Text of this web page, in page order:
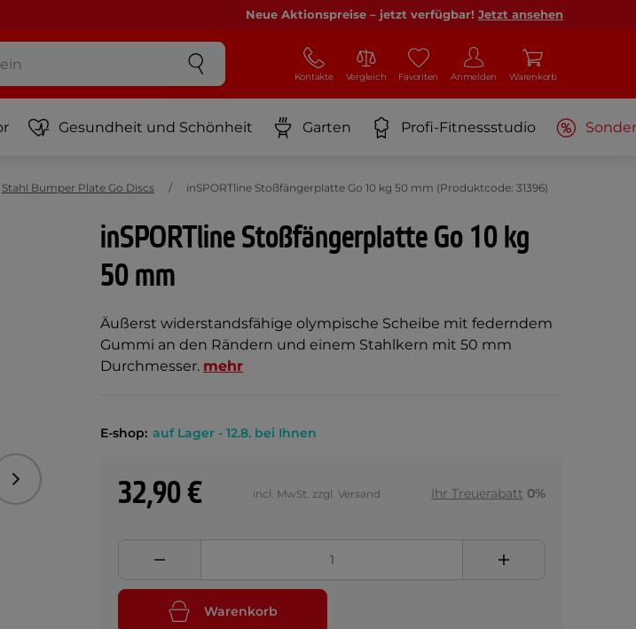
Neue Aktionspreise – jetzt verfügbar! Jetzt ansehen
Kontakte Vergleich Favoriten Anmelden Warenkorb
Gesundheit und Schönheit Garten Profi-Fitnessstudio
Stahl Bumper Plate Go Discs inSPORTline Stoßfängerplatte Go 10 kg 50 mm (Produktcode: 31396)
inSPORTline Stoßfängerplatte Go 10 kg
50 mm
Äußerst widerstandsfähige olympische Scheibe mit federndem
Gummi an den Rändern und einem Stahlkern mit 50 mm
Durchmesser. mehr
Folgend
E-shop: auf Lager - 12.8. bei Ihnen
32,90 € incl. MwSt. zzgl. Versand Ihr Treuerabatt 0%
Warenkorb